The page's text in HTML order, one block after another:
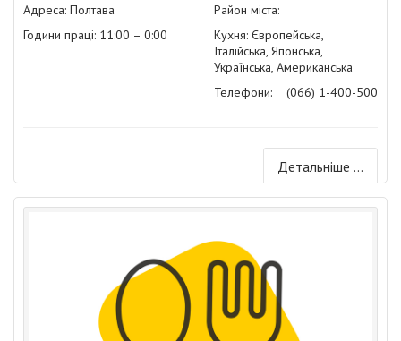
Адреса: Полтава
Години праці: 11:00 – 0:00
Район міста:
Кухня: Європейська,
Італійська, Японська,
Українська, Американська
Телефони:
(066) 1-400-500
Детальніше ...